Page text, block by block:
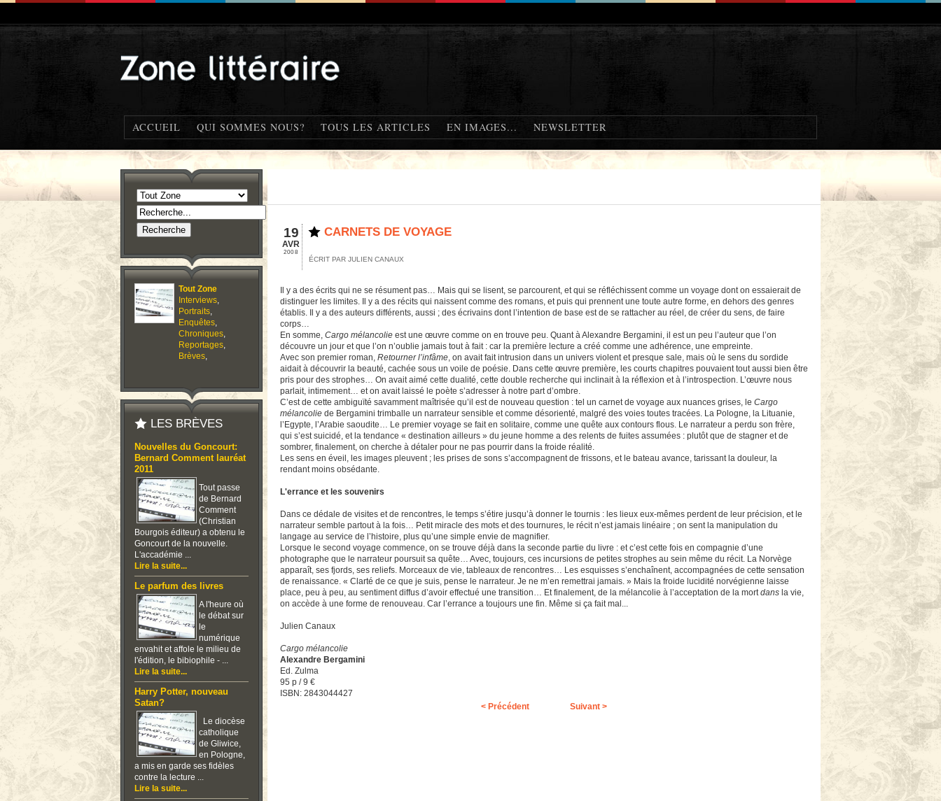
ACCUEIL QUI SOMMES NOUS? TOUS LES ARTICLES EN IMAGES... NEWSLETTER
Tout Zone
Interviews,
Portraits,
Enquêtes,
Chroniques,
Reportages,
Brèves,
LES BRÈVES
Nouvelles du Goncourt:
Bernard Comment lauréat
2011
Tout passe
de Bernard
Comment
(Christian
Bourgois éditeur) a obtenu le
Goncourt de la nouvelle.
L'accadémie ...
Lire la suite...
Le parfum des livres
A l'heure où
le débat sur
le
numérique
envahit et affole le milieu de
l'édition, le bibiophile - ...
Lire la suite...
Harry Potter, nouveau
Satan?
Le diocèse
catholique
de Gliwice,
en Pologne,
a mis en garde ses fidèles
contre la lecture ...
Lire la suite...
19
AVR
2008
CARNETS DE VOYAGE
ÉCRIT PAR JULIEN CANAUX
Il y a des écrits qui ne se résument pas… Mais qui se lisent, se parcourent, et qui se réfléchissent comme un voyage dont on essaierait de
distinguer les limites. Il y a des récits qui naissent comme des romans, et puis qui prennent une toute autre forme, en dehors des genres
établis. Il y a des auteurs différents, aussi ; des écrivains dont l’intention de base est de se rattacher au réel, de créer du sens, de faire
corps…
En somme, Cargo mélancolie est une œuvre comme on en trouve peu. Quant à Alexandre Bergamini, il est un peu l’auteur que l’on
découvre un jour et que l’on n’oublie jamais tout à fait : car la première lecture a créé comme une adhérence, une empreinte.
Avec son premier roman, Retourner l’infâme, on avait fait intrusion dans un univers violent et presque sale, mais où le sens du sordide
aidait à découvrir la beauté, cachée sous un voile de poésie. Dans cette œuvre première, les courts chapitres pouvaient tout aussi bien être
pris pour des strophes… On avait aimé cette dualité, cette double recherche qui inclinait à la réflexion et à l’introspection. L’œuvre nous
parlait, intimement… et on avait laissé le poète s’adresser à notre part d’ombre.
C’est de cette ambiguïté savamment maîtrisée qu’il est de nouveau question : tel un carnet de voyage aux nuances grises, le Cargo
mélancolie de Bergamini trimballe un narrateur sensible et comme désorienté, malgré des voies toutes tracées. La Pologne, la Lituanie,
l’Egypte, l’Arabie saoudite… Le premier voyage se fait en solitaire, comme une quête aux contours flous. Le narrateur a perdu son frère,
qui s’est suicidé, et la tendance « destination ailleurs » du jeune homme a des relents de fuites assumées : plutôt que de stagner et de
sombrer, finalement, on cherche à détaler pour ne pas pourrir dans la froide réalité.
Les sens en éveil, les images pleuvent ; les prises de sons s’accompagnent de frissons, et le bateau avance, tarissant la douleur, la
rendant moins obsédante.
L'errance et les souvenirs
Dans ce dédale de visites et de rencontres, le temps s’étire jusqu’à donner le tournis : les lieux eux-mêmes perdent de leur précision, et le
narrateur semble partout à la fois… Petit miracle des mots et des tournures, le récit n’est jamais linéaire ; on sent la manipulation du
langage au service de l’histoire, plus qu’une simple envie de magnifier.
Lorsque le second voyage commence, on se trouve déjà dans la seconde partie du livre : et c’est cette fois en compagnie d’une
photographe que le narrateur poursuit sa quête… Avec, toujours, ces incursions de petites strophes au sein même du récit. La Norvège
apparaît, ses fjords, ses reliefs. Morceaux de vie, tableaux de rencontres… Les esquisses s’enchaînent, accompagnées de cette sensation
de renaissance. « Clarté de ce que je suis, pense le narrateur. Je ne m’en remettrai jamais. » Mais la froide lucidité norvégienne laisse
place, peu à peu, au sentiment diffus d’avoir effectué une transition… Et finalement, de la mélancolie à l’acceptation de la mortdans la vie,
on accède à une forme de renouveau. Car l’errance a toujours une fin. Même si ça fait mal...
Julien Canaux
Cargo mélancolie
Alexandre Bergamini
Ed. Zulma
95 p / 9 €
ISBN: 2843044427
< Précédent
Suivant >